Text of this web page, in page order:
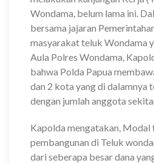
Wondama, belum lama ini.
bersama jajaran
masyarakat teluk Wondama
Aula Polres Wondama,
bahwa Polda Papua
dan 2 kota yang di dalamnya
dengan jumlah anggota
Kapolda mengatakan, Modal
pembangunan di Teluk
dari seberapa besar dana